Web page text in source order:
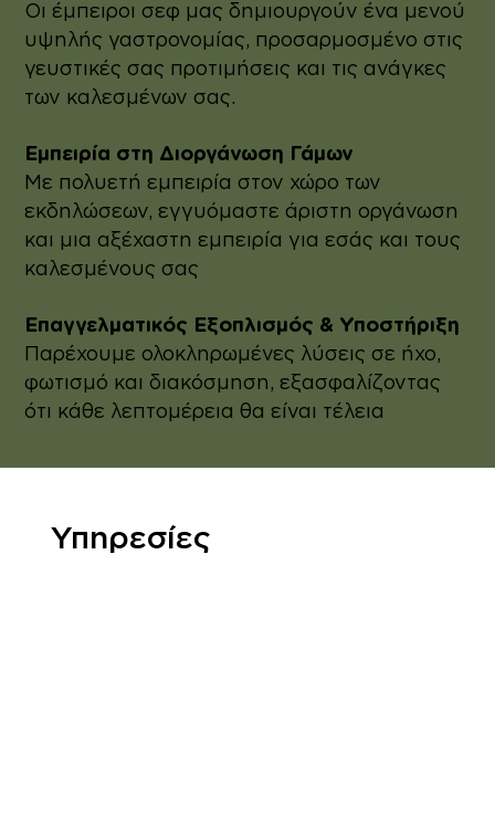
Οι έμπειροι σεφ μας δημιουργούν ένα μενού
υψηλής γαστρονομίας, προσαρμοσμένο στις
γευστικές σας προτιμήσεις και τις ανάγκες
των καλεσμένων σας.
Εμπειρία στη Διοργάνωση Γάμων
Με πολυετή εμπειρία στον χώρο των
εκδηλώσεων, εγγυόμαστε άριστη οργάνωση
και μια αξέχαστη εμπειρία για εσάς και τους
καλεσμένους σας
Επαγγελματικός Εξοπλισμός & Υποστήριξη
Παρέχουμε ολοκληρωμένες λύσεις σε ήχο,
φωτισμό και διακόσμηση, εξασφαλίζοντας
ότι κάθε λεπτομέρεια θα είναι τέλεια
Υπηρεσίες